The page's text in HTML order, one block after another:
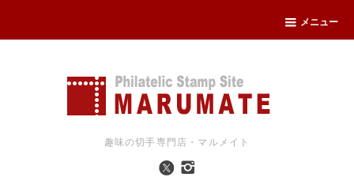
メニュー
趣味の切手専門店・マルメイト